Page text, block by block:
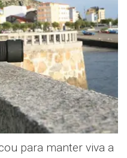
para manter viva a